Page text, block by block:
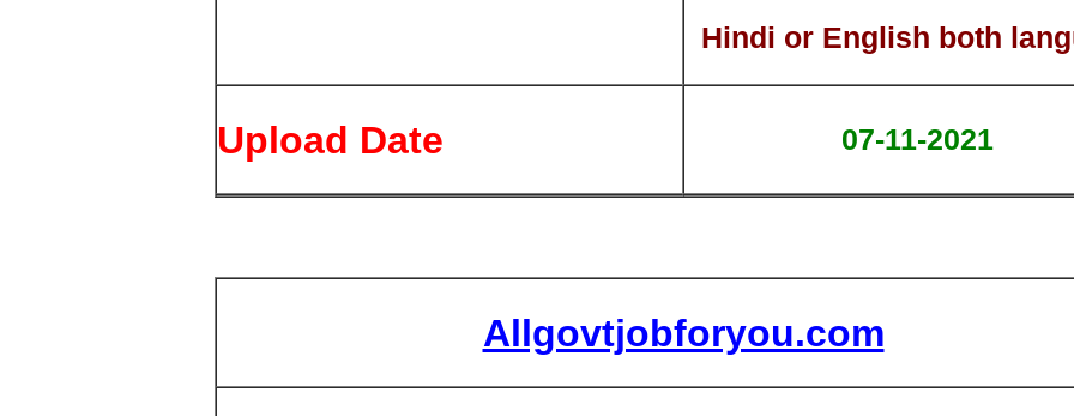
Hindi or English both
Upload Date 07-11-2021
Allgovtjobforyou.com